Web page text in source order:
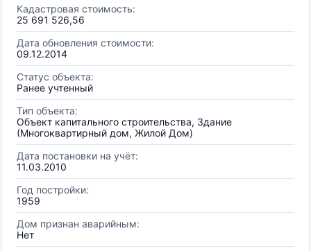
Кадастровая стоимость:
25 691 526,56
Дата обновления стоимости:
09.12.2014
Статус объекта:
Ранее учтенный
Тип объекта:
Объект капитального строительства, Здание
(Многоквартирный дом, Жилой Дом)
Дата постановки на учёт:
11.03.2010
Год постройки:
1959
Дом признан аварийным:
Нет